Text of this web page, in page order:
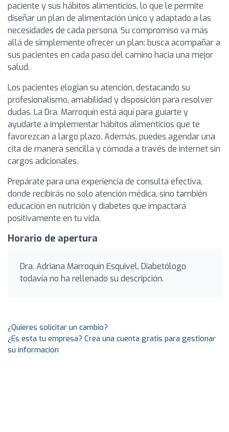
paciente y sus hábitos alimenticios, lo que le permite
diseñar un plan de alimentación único y adaptado a las
necesidades de cada persona. Su compromiso va más
allá de simplemente ofrecer un plan: busca acompañar a
sus pacientes en cada paso del camino hacia una mejor
salud.
Los pacientes elogian su atención, destacando su
profesionalismo, amabilidad y disposición para resolver
dudas. La Dra. Marroquín está aquí para guiarte y
ayudarte a implementar hábitos alimenticios que te
favorezcan a largo plazo. Además, puedes agendar una
cita de manera sencilla y cómoda a través de internet sin
cargos adicionales.
Prepárate para una experiencia de consulta efectiva,
donde recibirás no solo atención médica, sino también
educación en nutrición y diabetes que impactará
positivamente en tu vida.
Horario de apertura
Dra. Adriana Marroquín Esquivel, Diabetólogo
todavía no ha rellenado su descripción.
¿Quieres solicitar un cambio?
¿Es esta tu empresa? Crea una cuenta gratis para gestionar
su información